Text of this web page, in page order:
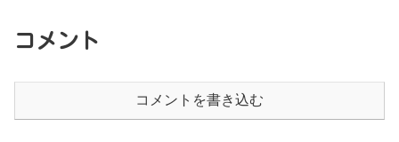
コメント
コメントを書き込む